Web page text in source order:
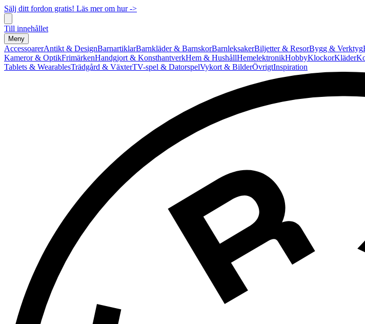
Sälj ditt fordon gratis! Läs mer om hur ->
Till innehållet
Meny
AccessoarerAntikt & DesignBarnartiklarBarnkläder & BarnskorBarnleksakerBiljetter & ResorBygg & Verktyg
Kameror & OptikFrimärkenHandgjort & KonsthantverkHem & HushållHemelektronikHobbyKlockorKläder
Tablets & WearablesTrädgård & VäxterTV-spel & DatorspelVykort & BilderÖvrigtInspiration